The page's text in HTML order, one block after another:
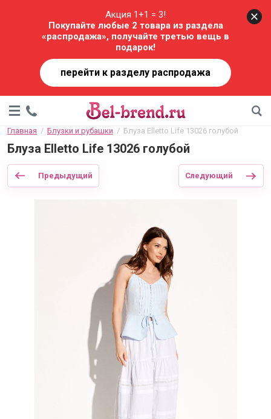
Акция 1+1 = 3!
Покупайте любые 2 товара из раздела
«распродажа», получайте третью вещь в
подарок!
перейти к разделу распродажа
Главная
  /
Блузки и рубашки
  /  Блуза Elletto Life 13026 голубой
Блуза Elletto Life 13026 голубой
Предыдущий Следующий